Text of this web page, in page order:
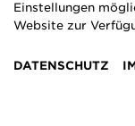
Einstellungen
Website zur
DATENSCHUTZ